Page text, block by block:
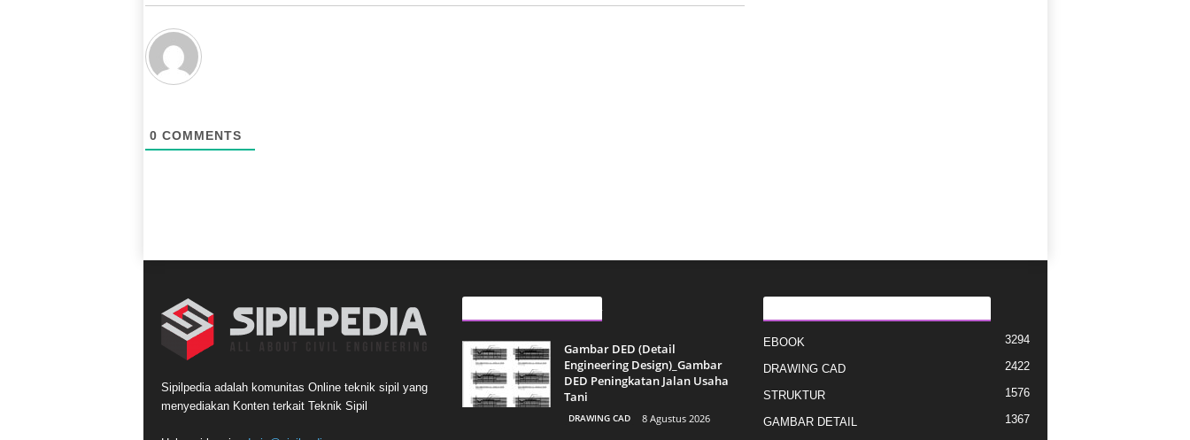
0 COMMENTS
Sipilpedia adalah komunitas Online teknik sipil yang
menyediakan Konten terkait Teknik Sipil
ARTIKEL LAINNYA
Gambar DED (Detail
Engineering Design)_Gambar
DED Peningkatan Jalan Usaha
Tani
DRAWING CAD 8 Agustus 2026
KATEGORI E POPULLARIZUAR
EBOOK 3294
DRAWING CAD 2422
STRUKTUR 1576
GAMBAR DETAIL
1367